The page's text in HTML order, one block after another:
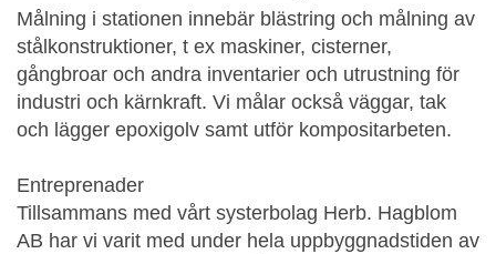
Målning i stationen innebär blästring och målning av
stålkonstruktioner, t ex maskiner, cisterner,
gångbroar och andra inventarier och utrustning för
industri och kärnkraft. Vi målar också väggar, tak
och lägger epoxigolv samt utför kompositarbeten.
Entreprenader
Tillsammans med vårt systerbolag Herb. Hagblom
AB har vi varit med under hela uppbyggnadstiden av